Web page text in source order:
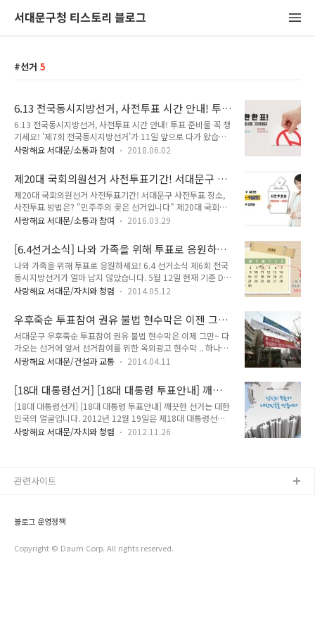
서대문구청 티스토리 블로그
선거 5
6.13 전국동시지방선거, 사전투표 시간 안내! 투
표 준비물 꼭 챙기세요!
6.13 전국동시지방선거, 사전투표 시간 안내! 투표 준비물 꼭 챙
기세요! '제7회 전국동시지방선거'가 11일 앞으로 다가 왔습니
다. 선거일은 2018년 6월 13일 수요일! 혹시 사정이 생겨서 투
투표가 진행됩니다! 선거 당일 투표가 어려운 선거인이 별도의
부재자신고 없이 사전투표 기간동안 전국 어느 사전 투표소에서
투표를 할 수 있습니다. 사전 투표 시간과 투표를 위한 준비물,
TONG지기와 함께 알아봐요! 제7회 전국동시지방선거 사전투
표 안내 ● 투표시간 : 2018. 6. 8.(금) ~ 6. 9.(토) 2일간 / 매일
(1999. 6. 14. 이전 출생) ● 준비물 :..
사랑해요 서대문/소통과 참여 2018.06.02
제20대 국회의원선거 사전투표기간! 서대문구 사
전투표 장소, 사전투표 방법은?
제20대 국회의원선거 사전투표기간! 서대문구 사전투표 장소,
사전투표 방법은? "민주주의 꽃은 선거입니다" 제20대 국회의
원선거가 15일 앞으로 다가왔어요. 투표 준비하고 계시죠? ^^
의원 선거는 4월 13일 수요일입니다.선거일에 투표가 어렵다고
투표를 포기 하실껀가요? 사전투표로 함께 해주세요. 사전투표
로 정당하게 내 권리를 행사하는 방법! TONG지기와 함께 알아
볼까요 ^^ :: 사전투표기간☞ 사전투표기간 : 4월 8일(금) ~ 9일
(토)☞ 사전투표시간 : 오전6시부터 오후 6시까지 ☞ 투 표 장 소
전투표소에 갈 때에는 신분증을 꼭 가지고 가야합니다. ※ 전국
어디서나 신..
사랑해요 서대문/소통과 참여 2016.03.29
[6.4선거소식] 나와 가족을 위해 투표로 응원하세
요!
나와 가족을 위해 투표로 응원하세요! 6.4 선거소식 제6회 전국
동시지방선거가 얼마 남지 않았습니다. 5월 12일 현재 기준 D-
23 !! 선거일은 6월 4일(오전 6시부터 오후 6시까지)인거 알고
선출하는데요, 선거에 앞서 TONG과 함께 선거 정보 제대로 알
고 투표하러 가자구요~!!^^* 선거에 관한 궁금증! 그것이 알고
싶다! ★ 제6회 6.4 전국동시 지방선거 선거 정보 1. 선거권이
있는 사람 - 선거일 현재 만 19세 이상(1995년 6월 5일 이전 출
생)의 주민 2. 선거인 명부 작성 - 선거인을 확정짓기 위하여 작
이 기재되어 있으며 선거인 명부에 올라있는 사람..
사랑해요 서대문/자치와 청렴 2014.05.12
우후죽순 투표참여 권유 불법 현수막은 이젠 그만
~
서대문구 우후죽순 투표참여 권유 불법 현수막은 이제 그만~ 다
가오는 선거에 앞서 선거참여를 위한 옥외광고 현수막 .. 하나둘
씩 모이니 교통방해에, 도시미관 저해까지 많이 신경쓰이시죠?
시미관에도 좋지 않다는 민원이 발생할 정도로 점점 늘어나는 불
법현수막을 지난 9일 전면 철거하였습니다. 시행령 24조는 가로
수, 전봇대, 가로등 기둥, 육교, 보도분리대 등 광고물 등의 표시
를 금지하고 있습니다. 투표참여 권유 현수막이라도도 '옥외광고
물 등 관리법'에 따라 해당 시ㆍ군ㆍ구청에 신고를 하고 지정된
사랑해요 서대문/건설과 교통 2014.04.11
[18대 대통령선거] [18대 대통령 투표안내] 깨끗
한 선거는 대한민국의 얼굴입니다.
[18대 대통령선거] [18대 대통령 투표안내] 깨끗한 선거는 대한
민국의 얼굴입니다. 2012년 12월 19일은 제18대 대통령선거
일입니다. 선거권은 선거일 현재 만 19세 이상의 국민이면 누구
다. 소중한 당신의 한표! 깨끗한 선거는 대한민국의 얼굴입니다.
월 19일 대통령선거일은 [관공서의 공유일에 관한 규정] ..
사랑해요 서대문/자치와 청렴 2012.11.26
블로그 운영정책
Copyright © Daum Corp. All rights reserved.
관련사이트